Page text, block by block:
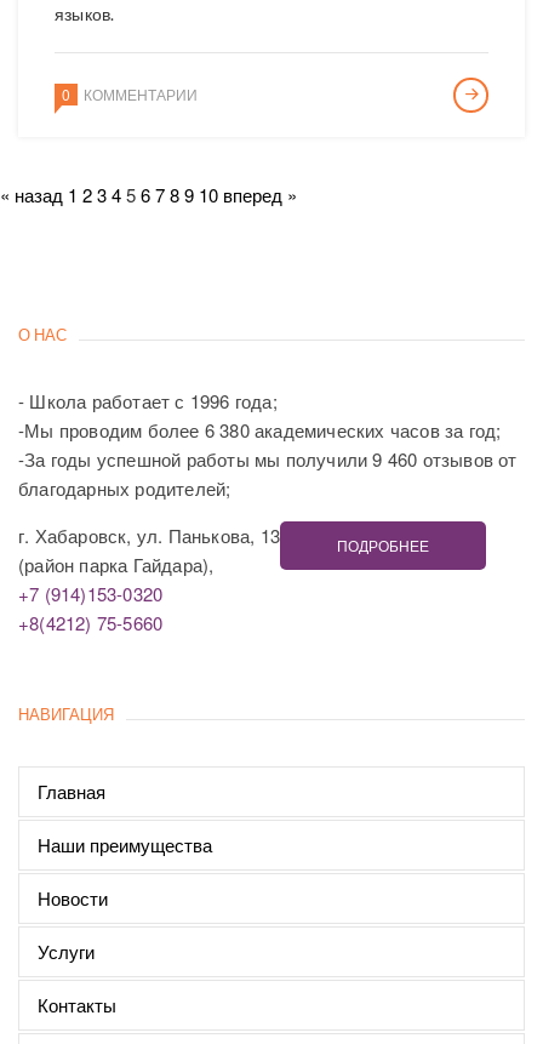
языков.
0 КОММЕНТАРИИ
« назад 1 23456789 10 вперед »
О НАС
- Школа работает с 1996 года;
-Мы проводим более 6 380 академических часов за год;
-За годы успешной работы мы получили 9 460 отзывов от
благодарных родителей;
г. Хабаровск, ул. Панькова, 13
(район парка Гайдара),
+7 (914)153-0320
+8(4212) 75-5660
ПОДРОБНЕЕ
НАВИГАЦИЯ
Главная
Наши преимущества
Новости
Услуги
Контакты